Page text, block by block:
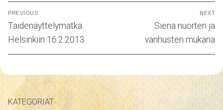
Artikkelien
selaus
PREVIOUS
Previous
post:
Taidenäyttelymatka
Helsinkiin 16.2.2013
NEXT
Next
post:
Siena nuorten ja
vanhusten mukana
KATEGORIAT